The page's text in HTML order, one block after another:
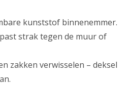
kunststof binnenemmer.
strak tegen de muur of
zakken verwisselen – deksel